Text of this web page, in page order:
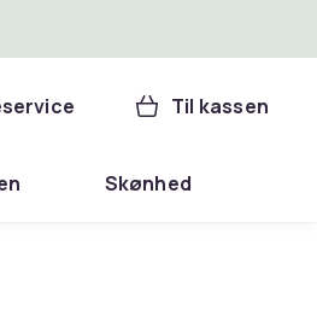
Til kassen
Skønhed